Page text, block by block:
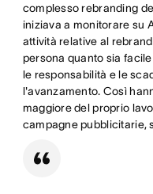
complesso rebranding
iniziava a monitorare su
attività relative al
persona quanto sia
le responsabilità e le
l'avanzamento. Così
maggiore del proprio
campagne pubblicitarie,